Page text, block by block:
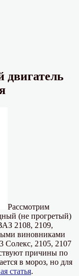
Рассмотрим
(не прогретый)
2108, 2109,
виновниками
Солекс, 2105, 2107
причины по
в мороз, но для
статья.